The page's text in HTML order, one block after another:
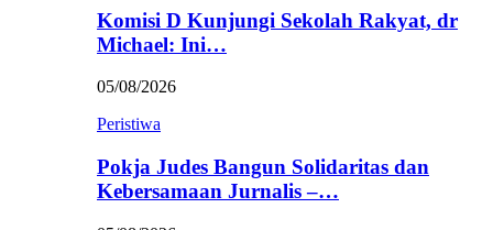
Komisi D Kunjungi Sekolah Rakyat, dr
Michael: Ini…
05/08/2026
Peristiwa
Pokja Judes Bangun Solidaritas dan
Kebersamaan Jurnalis –…